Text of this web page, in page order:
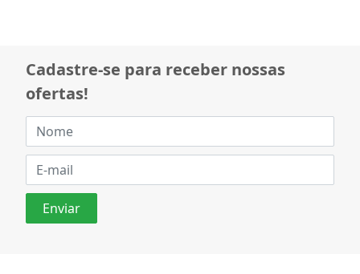
Cadastre-se para receber nossas
ofertas!